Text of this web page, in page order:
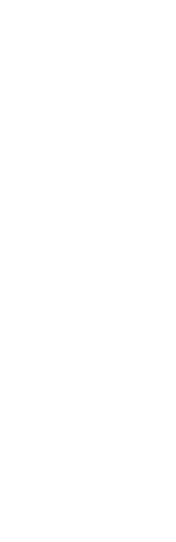
der Herabkunft des
Kirche. Sieben
Ankunft des
und tiefer
und die
Wochenfest
Es erinnert an die
nach dem
eine neue
zurück und
stattgefunden